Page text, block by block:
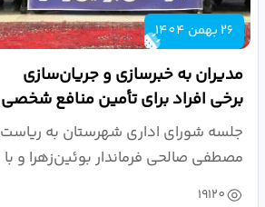
26 بهمن 1404
مدیران به خبرسازی و جریان‌سازی
برخی افراد برای تأمین منافع شخصی
توجهی نکنند
جلسه شورای اداری شهرستان به ریاست
مصطفی صالحی فرماندار بوئین‌زهرا و با
حضور...
19120